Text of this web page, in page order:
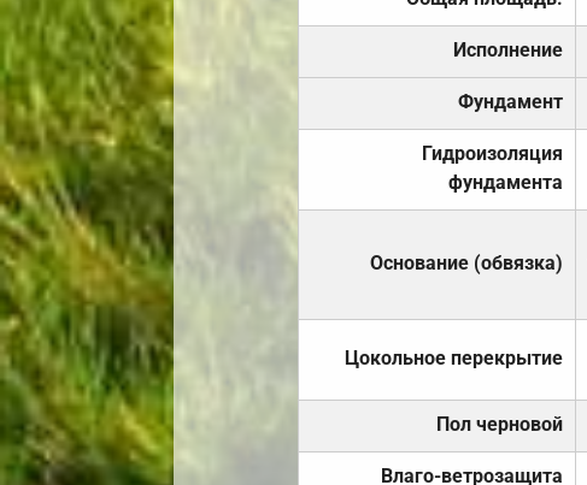
Исполнение
Фундамент
Гидроизоляция
фундамента
Основание (обвязка)
Цокольное перекрытие
Пол черновой
Влаго-ветрозащита